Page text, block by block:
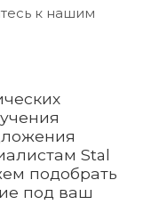
к нашим
Stal
подобрать
под ваш